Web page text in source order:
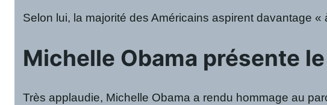
Selon lui, la majorité des Américains aspirent davantage
Michelle Obama présente
Très applaudie, Michelle Obama a rendu hommage au